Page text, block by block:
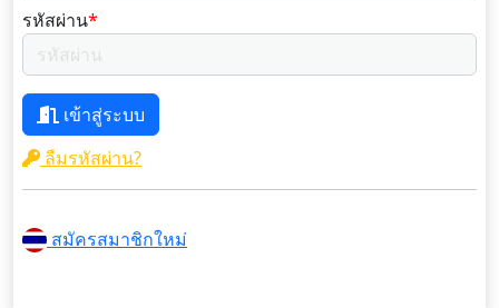
รหัสผ่าน*
เข้าสู่ระบบ
ลืมรหัสผ่าน?
สมัครสมาชิกใหม่